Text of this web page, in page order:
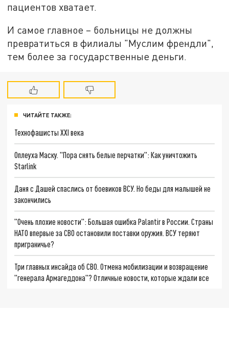
пациентов хватает.
И самое главное – больницы не должны
превратиться в филиалы "Муслим френдли",
тем более за государственные деньги.
ЧИТАЙТЕ ТАКЖЕ:
Технофашисты XXI века
Оплеуха Маску. "Пора снять белые перчатки": Как уничтожить
Starlink
Даня с Дашей спаслись от боевиков ВСУ. Но беды для малышей не
закончились
"Очень плохие новости": Большая ошибка Palantir в России. Страны
НАТО впервые за СВО остановили поставки оружия. ВСУ теряют
приграничье?
Три главных инсайда об СВО. Отмена мобилизации и возвращение
"генерала Армагеддона"? Отличные новости, которые ждали все